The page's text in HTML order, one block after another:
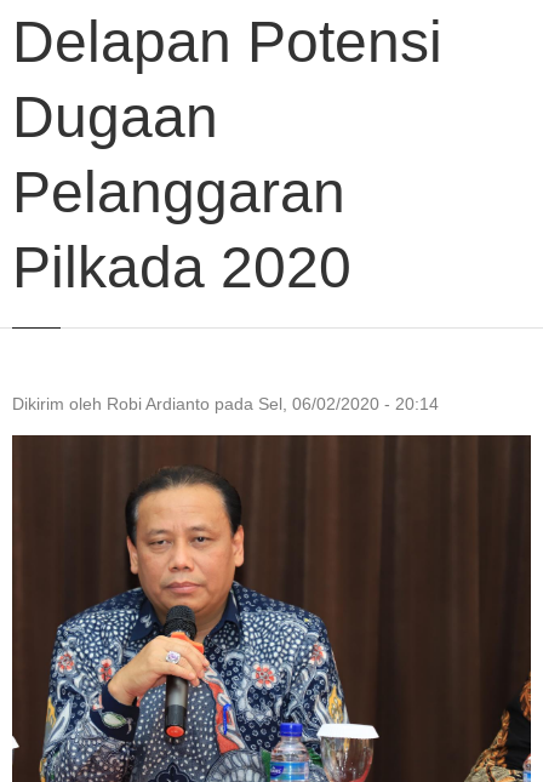
Delapan Potensi
Dugaan
Pelanggaran
Pilkada 2020
Dikirim oleh Robi Ardianto pada Sel, 06/02/2020 - 20:14